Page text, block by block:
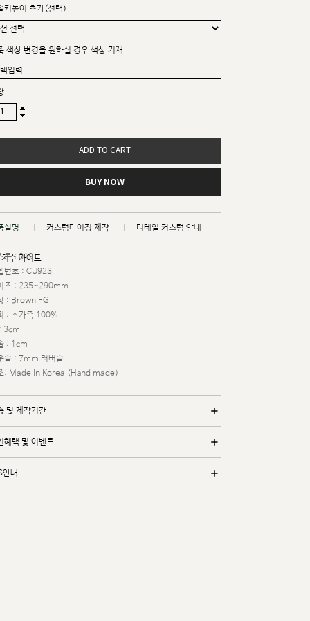
키높이 추가(선택)
색상 변경을 원하실 경우 색상 기재
ADD TO CART
BUY NOW
설명 커스텀마이징 제작 디테일 커스텀 안내
치수 가이드
트 : 019
번호 : CU923
즈 : 235~290mm
: Brown FG
: 소가죽 100%
3cm
: 1cm
솔 : 7mm 러버솔
: Made In Korea (Hand made)
및 제작기간
혜택 및 이벤트
내